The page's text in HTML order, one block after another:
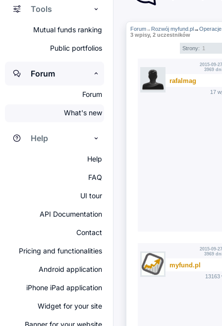
Tools
Mutual funds ranking
Public portfolios
Forum
Forum
What's new
Help
Help
FAQ
UI tour
API Documentation
Contact
Pricing and functionalities
Android application
iPhone iPad application
Widget for your site
Banner for your website
Forum→ Rozwój myfund.pl→
3 wpisy, 2 uczestników
Strony: 1
2015-09-
3969
rafalmag
17
2015-09-
3969
myfund.pl
13163